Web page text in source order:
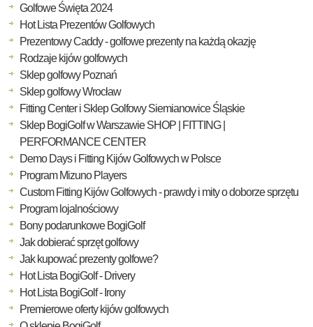
Golfowe Święta 2024
Hot Lista Prezentów Golfowych
Prezentowy Caddy - golfowe prezenty na każdą okazję
Rodzaje kijów golfowych
Sklep golfowy Poznań
Sklep golfowy Wrocław
Fitting Center i Sklep Golfowy Siemianowice Śląskie
Sklep BogiGolf w Warszawie SHOP | FITTING |
PERFORMANCE CENTER
Demo Days i Fitting Kijów Golfowych w Polsce
Program Mizuno Players
Custom Fitting Kijów Golfowych - prawdy i mity o doborze sprzętu
Program lojalnościowy
Bony podarunkowe BogiGolf
Jak dobierać sprzęt golfowy
Jak kupować prezenty golfowe?
Hot Lista BogiGolf - Drivery
Hot Lista BogiGolf - Irony
Premierowe oferty kijów golfowych